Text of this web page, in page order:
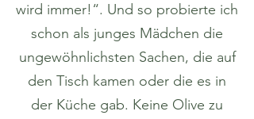
wird immer!“. Und so probierte ich
schon als junges Mädchen die
ungewöhnlichsten Sachen, die auf
den Tisch kamen oder die es in
der Küche gab. Keine Olive zu